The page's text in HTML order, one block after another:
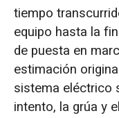
tiempo
equipo hasta la
de puesta en
estimación
sistema eléctrico
intento, la grúa y